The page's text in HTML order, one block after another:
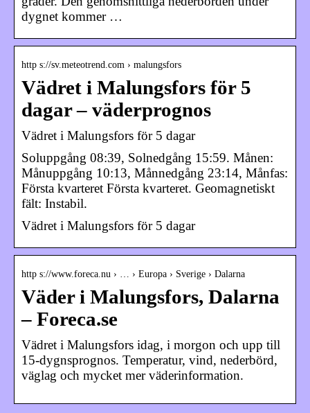
dygnet kommer …
http s://sv.meteotrend.com › malungsfors
Vädret i Malungsfors för 5
dagar – väderprognos
Vädret i Malungsfors för 5 dagar
Soluppgång 08:39, Solnedgång 15:59. Månen:
Månuppgång 10:13, Månnedgång 23:14, Månfas:
Första kvarteret Första kvarteret. Geomagnetiskt
fält: Instabil.
Vädret i Malungsfors för 5 dagar
http s://www.foreca.nu › … › Europa › Sverige › Dalarna
Väder i Malungsfors, Dalarna
– Foreca.se
Vädret i Malungsfors idag, i morgon och upp till
15-dygnsprognos. Temperatur, vind, nederbörd,
väglag och mycket mer väderinformation.